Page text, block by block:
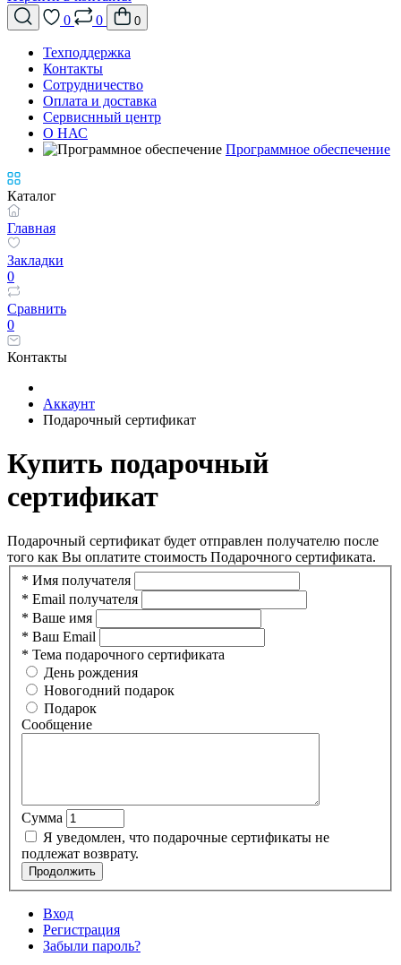
0
0 0
Техподдержка
Контакты
Сотрудничество
Оплата и доставка
Сервиснный центр
О НАС
Программное обеспечение
Каталог
Главная
Закладки
0
Сравнить
0
Контакты
Аккаунт
Подарочный сертификат
Купить подарочный
сертификат
Подарочный сертификат будет отправлен получателю после
того как Вы оплатите стоимость Подарочного сертификата.
* Имя получателя
* Email получателя
* Ваше имя
* Ваш Email
* Тема подарочного сертификата
День рождения
Новогодний подарок
Подарок
Сообщение
Сумма
подлежат возврату.
Продолжить
Вход
Регистрация
Забыли пароль?